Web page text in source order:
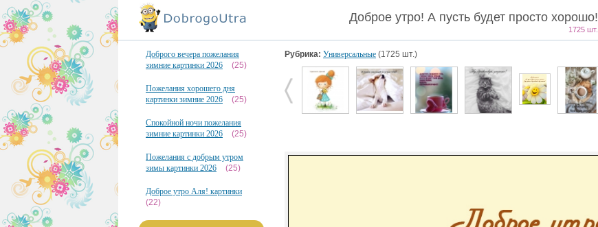
Доброе утро! А пусть будет просто хорошо!
1725 шт.
Доброго вечера пожелания
зимние картинки 2026
(25)
Пожелания хорошего дня
картинки зимние 2026
(25)
Спокойной ночи пожелания
зимние картинки 2026
(25)
Пожелания с добрым утром
зимы картинки 2026
(25)
Доброе утро Аля! картинки
(22)
Рубрика: Универсальные (1725 шт.)